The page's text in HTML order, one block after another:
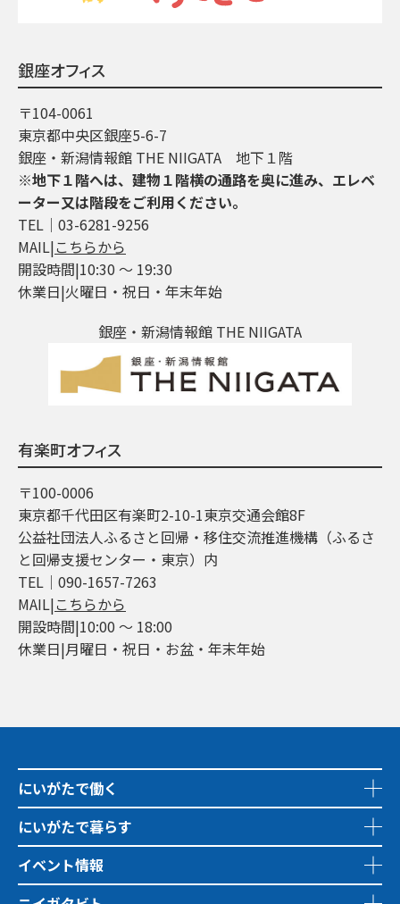
銀座オフィス
〒104-0061
東京都中央区銀座5-6-7
銀座・新潟情報館 THE NIIGATA 地下１階
※地下１階へは、建物１階横の通路を奥に進み、エレベ
ーター又は階段をご利用ください。
TEL│03-6281-9256
MAIL|こちらから
開設時間|10:30 ～ 19:30
休業日|火曜日・祝日・年末年始
銀座・新潟情報館 THE NIIGATA
有楽町オフィス
〒100-0006
東京都千代田区有楽町2-10-1東京交通会館8F
公益社団法人ふるさと回帰・移住交流推進機構（ふるさ
と回帰支援センター・東京）内
TEL│090-1657-7263
MAIL|こちらから
開設時間|10:00 ～ 18:00
休業日|月曜日・祝日・お盆・年末年始
にいがたで働く
にいがたで暮らす
イベント情報